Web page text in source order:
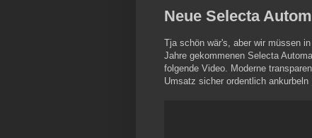
Neue Selecta
Tja schön wär's, aber wir müssen
Jahre gekommenen Selecta
folgende Video. Moderne
Umsatz sicher ordentlich ankurbeln